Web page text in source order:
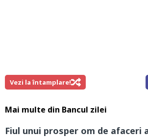
Vezi la întamplare!
Mai multe din Bancul zilei
Fiul unui prosper om de afaceri